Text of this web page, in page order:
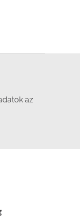
az